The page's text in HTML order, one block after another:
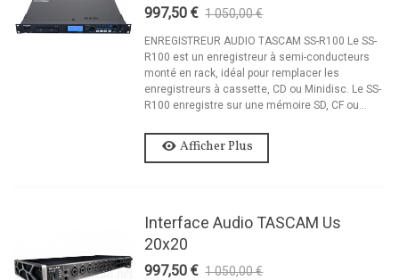
997,50 € 1 050,00 €
ENREGISTREUR AUDIO TASCAM SS-R100 Le SS-
R100 est un enregistreur à semi-conducteurs
monté en rack, idéal pour remplacer les
enregistreurs à cassette, CD ou Minidisc. Le SS-
R100 enregistre sur une mémoire SD, CF ou...
Afficher Plus
Interface Audio TASCAM Us
20x20
997,50 € 1 050,00 €